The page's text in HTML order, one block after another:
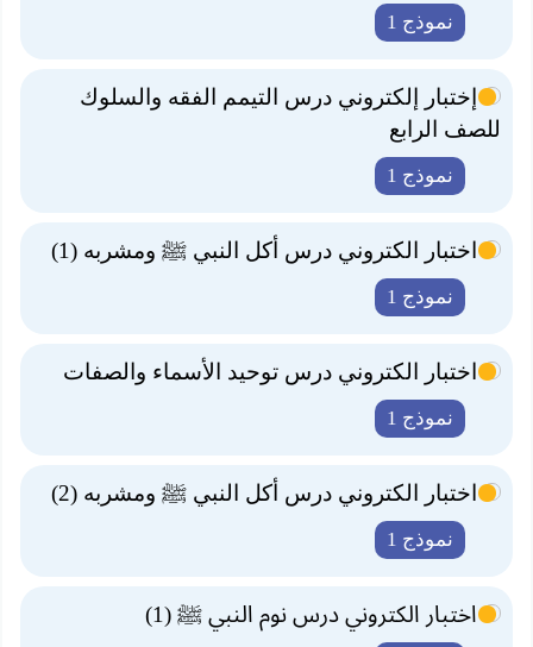
نموذج 1
إختبار إلكتروني درس التيمم الفقه والسلوك
للصف الرابع
نموذج 1
اختبار الكتروني درس أكل النبي ﷺ ومشربه (1)
نموذج 1
اختبار الكتروني درس توحيد الأسماء والصفات
نموذج 1
اختبار الكتروني درس أكل النبي ﷺ ومشربه (2)
نموذج 1
اختبار الكتروني درس نوم النبي ﷺ (1)